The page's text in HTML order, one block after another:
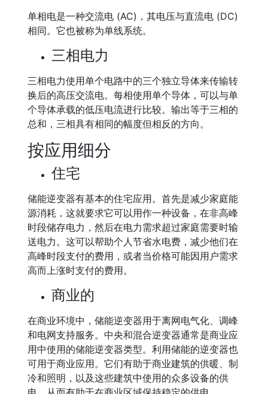
单相电是一种交流电 (AC)，其电压与直流电 (DC)
相同。它也被称为单线系统。
三相电力
三相电力使用单个电路中的三个独立导体来传输转
换后的高压交流电。每相使用单个导体，可以与单
个导体承载的低压电流进行比较。输出等于三相的
总和，三相具有相同的幅度但相反的方向。
按应用细分
住宅
储能逆变器有基本的住宅应用。首先是减少家庭能
源消耗，这就要求它可以用作一种设备，在非高峰
时段储存电力，然后在电力需求超过家庭需要时输
送电力。这可以帮助个人节省水电费，减少他们在
高峰时段支付的费用，或者当价格可能因用户需求
高而上涨时支付的费用。
商业的
在商业环境中，储能逆变器用于离网电气化、调峰
和电网支持服务。中央和混合逆变器通常是商业应
用中使用的储能逆变器类型。利用储能的逆变器也
可用于商业应用。它们有助于商业建筑的供暖、制
冷和照明，以及这些建筑中使用的众多设备的供